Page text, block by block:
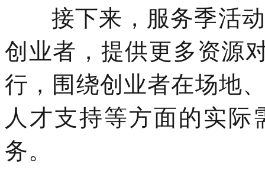
接下来，服务季活
创业者，提供更多资源
行，围绕创业者在场地
人才支持等方面的实
务。